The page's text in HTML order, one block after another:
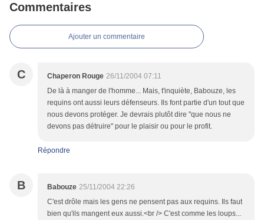
Commentaires
Ajouter un commentaire
C Chaperon Rouge 26/11/2004 07:11
De là à manger de l'homme... Mais, t'inquiète, Babouze, les
requins ont aussi leurs défenseurs. Ils font partie d'un tout que
nous devons protéger. Je devrais plutôt dire "que nous ne
devons pas détruire" pour le plaisir ou pour le profit.
Répondre
B Babouze 25/11/2004 22:26
C'est drôle mais les gens ne pensent pas aux requins. Ils faut
bien qu'ils mangent eux aussi.<br /> C'est comme les loups...